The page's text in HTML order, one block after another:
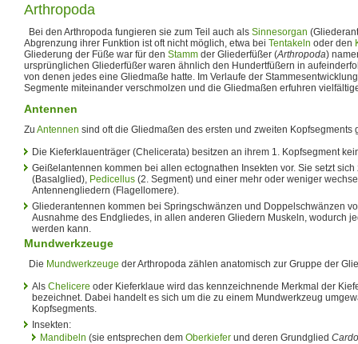
Arthropoda
Bei den Arthropoda fungieren sie zum Teil auch als Sinnesorgan
Abgrenzung ihrer Funktion ist oft nicht möglich, etwa bei Tentakeln oder den
Gliederung der Füße war für den Stamm der Gliederfüßer (Arthropoda)
ursprünglichen Gliederfüßer waren ähnlich den Hundertfüßern in
von denen jedes eine Gliedmaße hatte. Im Verlaufe der
Segmente miteinander verschmolzen und die Gliedmaßen erfuhren
Antennen
Zu Antennen sind oft die Gliedmaßen des ersten und zweiten Kopfsegments
Die Kieferklauenträger (Chelicerata) besitzen an ihrem 1. Kopfsegment
Geißelantennen kommen bei allen ectognathen Insekten vor. Sie setzt
(Basalglied), Pedicellus (2. Segment) und einer mehr oder weniger
Antennengliedern (Flagellomere).
Gliederantennen kommen bei Springschwänzen und Doppelschwänzen
Ausnahme des Endgliedes, in allen anderen Gliedern Muskeln, wodurch
werden kann.
Mundwerkzeuge
Die Mundwerkzeuge der Arthropoda zählen anatomisch zur Gruppe der
Als Chelicere oder Kieferklaue wird das kennzeichnende Merkmal der
bezeichnet. Dabei handelt es sich um die zu einem Mundwerkzeug
Kopfsegments.
Insekten:
Mandibeln (sie entsprechen dem Oberkiefer und deren Grundglied Cardo